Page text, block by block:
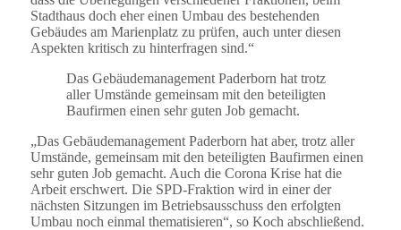
Stadthaus doch eher einen Umbau des bestehenden
Gebäudes am Marienplatz zu prüfen, auch unter diesen
Aspekten kritisch zu hinterfragen sind.“
Das Gebäudemanagement Paderborn hat trotz
aller Umstände gemeinsam mit den beteiligten
Baufirmen einen sehr guten Job gemacht.
„Das Gebäudemanagement Paderborn hat aber, trotz aller
Umstände, gemeinsam mit den beteiligten Baufirmen einen
sehr guten Job gemacht. Auch die Corona Krise hat die
Arbeit erschwert. Die SPD-Fraktion wird in einer der
nächsten Sitzungen im Betriebsausschuss den erfolgten
Umbau noch einmal thematisieren“, so Koch abschließend.